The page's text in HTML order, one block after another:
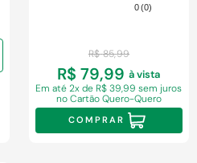
0 (0)
R$ 85,99
R$ 79,99 à vista
Ematé 2x de R$ 39,99 sem juros
no Cartão Quero-Quero
COMPRAR